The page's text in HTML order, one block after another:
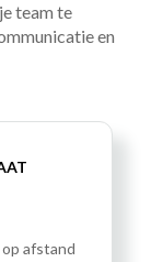
team te
en
afstand